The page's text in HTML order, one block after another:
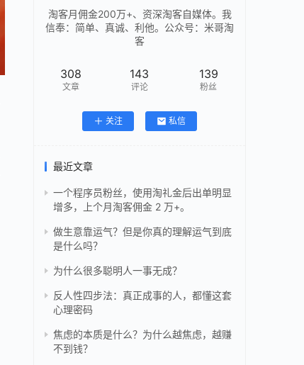
淘客月佣金200万+、资深淘客自媒体。我
信奉：简单、真诚、利他。公众号：米哥淘
客
308
文章
143
评论
139
粉丝
关注 私信
最近文章
一个程序员粉丝，使用淘礼金后出单明显
增多，上个月淘客佣金 2 万+。
做生意靠运气？但是你真的理解运气到底
是什么吗？
为什么很多聪明人一事无成？
反人性四步法：真正成事的人，都懂这套
心理密码
焦虑的本质是什么？为什么越焦虑，越赚
不到钱？